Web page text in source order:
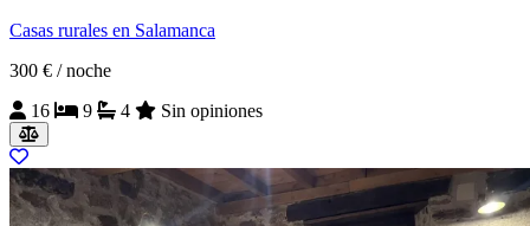
Casas rurales en Salamanca
300 € / noche
16
9 4 Sin opiniones